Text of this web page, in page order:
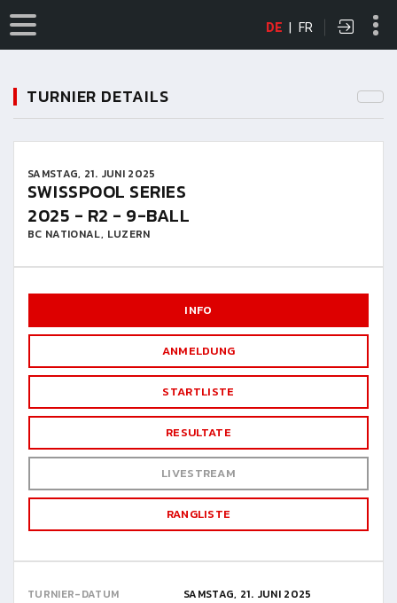
DE | FR
TURNIER DETAILS
SAMSTAG, 21. JUNI 2025
SWISSPOOL SERIES
2025 - R2 - 9-BALL
BC NATIONAL, LUZERN
INFO
ANMELDUNG
STARTLISTE
RESULTATE
LIVESTREAM
RANGLISTE
TURNIER-DATUM
SAMSTAG, 21. JUNI 2025